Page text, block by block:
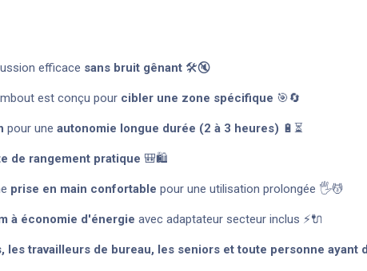
efficace sans bruit gênant 🛠🔇
est conçu pour cibler une zone spécifique 🎯🔄
pour une autonomie longue durée (2 à 3 heures) 🔋⏳
de rangement pratique 🎒🛍
prise en main confortable pour une utilisation prolongée 🖐💆
à économie d'énergie avec adaptateur secteur inclus ⚡🔌
les travailleurs de bureau, les seniors et toute personne ayant